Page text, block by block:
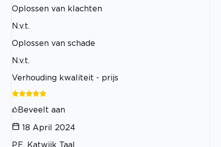
Oplossen van klachten
N.v.t.
Oplossen van schade
N.v.t.
Verhouding kwaliteit - prijs
Beveelt aan
18 April 2024
P.E. Katwijk Taal